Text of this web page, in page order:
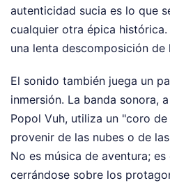
autenticidad sucia es lo que
cualquier otra épica
una lenta descomposición de
El sonido también juega un
inmersión. La banda sonora,
Popol Vuh, utiliza un "coro
provenir de las nubes o de
No es música de aventura;
cerrándose sobre los